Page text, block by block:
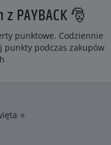
PAYBACK 🎅
punktowe. Codziennie
punkty podczas zakupów
⭐